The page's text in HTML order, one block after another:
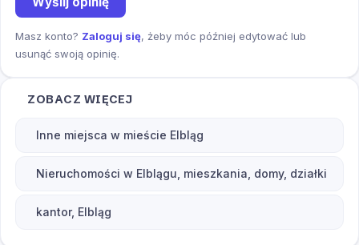
Masz konto? Zaloguj się, żeby móc później edytować lub
usunąć swoją opinię.
ZOBACZ WIĘCEJ
Inne miejsca w mieście Elbląg
Nieruchomości w Elblągu, mieszkania, domy, działki
kantor, Elbląg